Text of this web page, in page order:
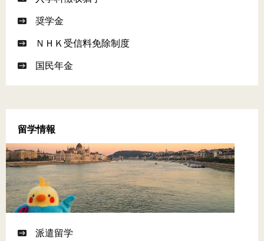
奨学金
ＮＨＫ受信料免除制度
国民年金
留学情報
派遣留学